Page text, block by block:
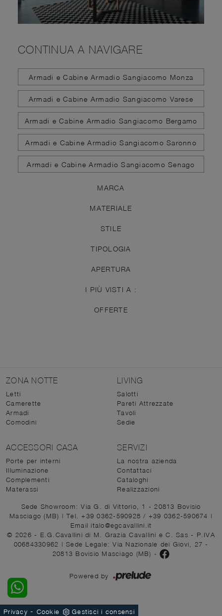
CONTINUA A NAVIGARE
Armadi e Cabine Armadio Sangiacomo Monza
Armadi e Cabine Armadio Sangiacomo Varese
Armadi e Cabine Armadio Sangiacomo Bergamo
Armadi e Cabine Armadio Sangiacomo Saronno
Armadi e Cabine Armadio Sangiacomo Senago
MARCA
MATERIALE
STILE
TIPOLOGIA
APERTURA
I PIÙ VISTI A :
OFFERTE
ZONA NOTTE
Letti
Camerette
Armadi
Comodini
LIVING
Salotti
Pareti Attrezzate
Tavoli
Sedie
ACCESSORI CASA
Porte per interni
Illuminazione
Complementi
Materassi
SERVIZI
La nostra azienda
Contattaci
Cataloghi
Realizzazioni
Sede Showroom: Via G. di Vittorio, 1 - 20813 Bovisio
Masciago (MB) | Tel. +39 0362-590928/ +39 0362-590674 |
Email italo@egcavallini.it
© 2026 - E.G.Cavallini di M. Grazia Cavallini e C. Sas - P.IVA
00684330962 | Sede Legale: Via Nazionale dei Giovi, 27 -
20813 Bovisio Masciago (MB) -
Powered by
Privacy - Cookie Gestisci i consensi